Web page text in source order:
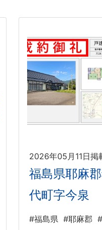
2026年05月11日掲
福島県耶麻
代町字今泉
#福島県 #耶麻郡